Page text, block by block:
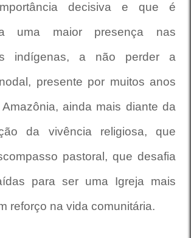
decisiva e que é
uma maior presença nas
indígenas, a não perder a
presente por muitos anos
ainda mais diante da
da vivência religiosa, que
pastoral, que desafia
para ser uma Igreja mais
reforço na vida comunitária.